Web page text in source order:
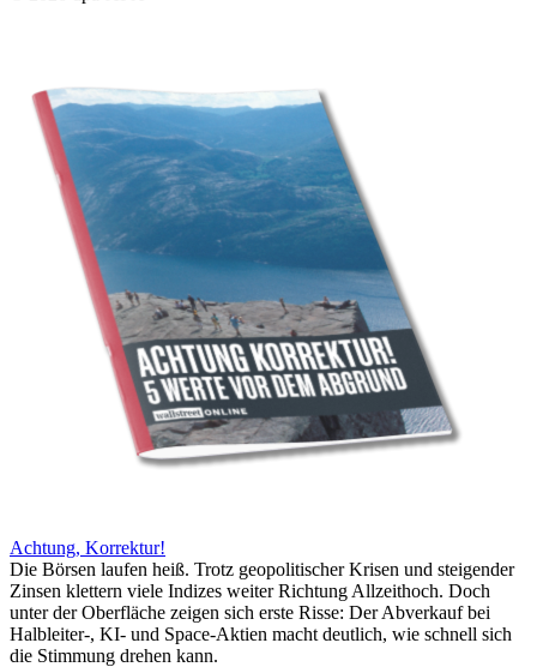
Achtung, Korrektur!
Die Börsen laufen heiß. Trotz geopolitischer Krisen und steigender
Zinsen klettern viele Indizes weiter Richtung Allzeithoch. Doch
unter der Oberfläche zeigen sich erste Risse: Der Abverkauf bei
Halbleiter-, KI- und Space-Aktien macht deutlich, wie schnell sich
die Stimmung drehen kann.